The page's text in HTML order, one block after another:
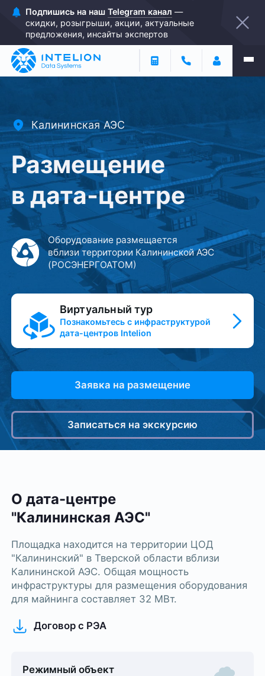
Подпишись на наш Telegram канал —
скидки, розыгрыши, акции, актуальные
предложения, инсайты экспертов
Калининская АЭС
Размещение
в дата-⁠центре
Оборудование размещается
вблизитерритории Калининской АЭС
(РОСЭНЕРГОАТОМ)
Заявка на размещение
Записаться на экскурсию
Виртуальный тур
Познакомьтесь с инфраструктурой
дата-⁠центров Intelion
О дата-центре
"Калининская АЭС"
Площадка находится на территории ЦОД
"Калининский" в Тверской области вблизи
Калининской АЭС. Общая мощность
инфраструктуры для размещения оборудования
для майнинга составляет 32 МВт.
Договор с РЭА
Режимный объект